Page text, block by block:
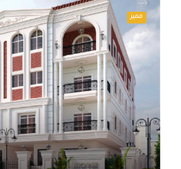
مميز